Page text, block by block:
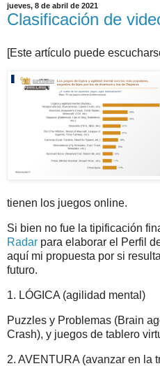
jueves, 8 de abril de 2021
Clasificación de
[Este artículo puede
tienen los juegos online.
Si bien no fue la tipificación
Radar para elaborar el Perfil
aquí mi propuesta por si
futuro.
1. LÓGICA (agilidad mental)
Puzzles y Problemas (Brain
Crash), y juegos de tablero
2. AVENTURA (avanzar en la